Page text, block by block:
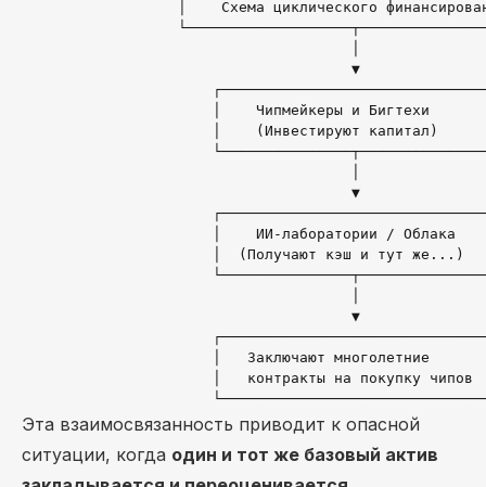
│    Схема циклического
                                      ▼
│    Чипмейкеры и Бигтехи
│    (Инвестируют капитал)
                                      ▼
│    ИИ-лаборатории / Облака
│  (Получают кэш и тут же...)
                                      ▼
│   Заключают многолетние
│   контракты на покупку чипов
Эта взаимосвязанность приводит к опасной
ситуации, когда один и тот же базовый актив